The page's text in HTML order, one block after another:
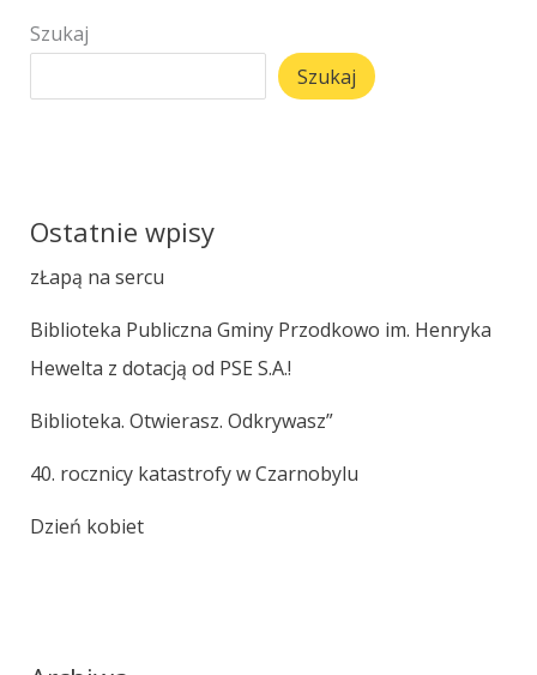
Szukaj
Szukaj
Ostatnie wpisy
zŁapą na sercu
Biblioteka Publiczna Gminy Przodkowo im. Henryka
Hewelta z dotacją od PSE S.A.!
Biblioteka. Otwierasz. Odkrywasz”
40. rocznicy katastrofy w Czarnobylu
Dzień kobiet